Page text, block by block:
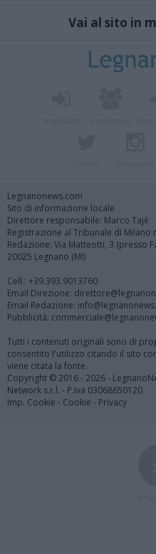
Vai al sito in
Legnanonews.com
Sito di informazione locale
Direttore responsabile: Marco Tajè
Registrazione al Tribunale di Milano
Redazione: Via Matteotti, 3 (presso
20025 Legnano (MI)
Cell.: +39.393.9013760
Email Direzione:
Email Redazione:
Pubblicità:
Tutti i contenuti originali sono di
consentito l'utilizzo citando il sito
viene citata la fonte.
Copyright © 2016 - 2026 -
Network s.r.l. - P.Iva 03068650120
Imp. Cookie - Cookie - Privacy